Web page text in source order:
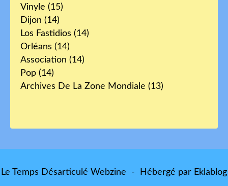
Vinyle (15)
Dijon (14)
Los Fastidios (14)
Orléans (14)
Association (14)
Pop (14)
Archives De La Zone Mondiale (13)
Le Temps Désarticulé Webzine - Hébergé par Eklablog